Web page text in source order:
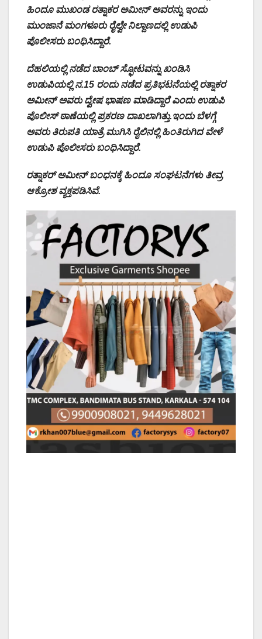
ಹಿಂದೂ ಮುಖಂಡ ರತ್ನಾಕರ ಅಮೀನ್ ಅವರನ್ನು ಇಂದು
ಮುಂಜಾನೆ ಮಂಗಳೂರು ರೈಲ್ವೇ ನಿಲ್ದಾಣದಲ್ಲಿ ಉಡುಪಿ
ಪೊಲೀಸರು ಬಂಧಿಸಿದ್ದಾರೆ.
ದೆಹಲಿಯಲ್ಲಿ ನಡೆದ ಬಾಂಬ್ ಸ್ಫೋಟವನ್ನು ಖಂಡಿಸಿ
ಉಡುಪಿಯಲ್ಲಿ ನ.15 ರಂದು ನಡೆದ ಪ್ರತಿಭಟನೆಯಲ್ಲಿ ರತ್ನಾಕರ
ಅಮೀನ್ ಅವರು ದ್ವೇಷ ಭಾಷಣ ಮಾಡಿದ್ದಾರೆ ಎಂದು ಉಡುಪಿ
ಪೊಲೀಸ್ ಠಾಣೆಯಲ್ಲಿ ಪ್ರಕರಣ ದಾಖಲಾಗಿತ್ತು.ಇಂದು ಬೆಳಗ್ಗೆ
ಅವರು ತಿರುಪತಿ ಯಾತ್ರೆ ಮುಗಿಸಿ ರೈಲಿನಲ್ಲಿ ಹಿಂತಿರುಗಿದ ವೇಳೆ
ಉಡುಪಿ ಪೊಲೀಸರು ಬಂಧಿಸಿದ್ದಾರೆ.
ರತ್ನಾಕರ್ ಅಮೀನ್ ಬಂಧನಕ್ಕೆ ಹಿಂದೂ ಸಂಘಟನೆಗಳು ತೀವ್ರ
ಆಕ್ರೋಶ ವ್ಯಕ್ತಪಡಿಸಿವೆ.